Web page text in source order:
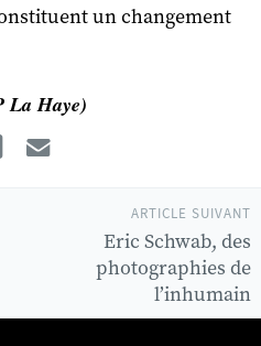
un changement
La Haye)
Facebook
ARTICLE SUIVANT
Eric Schwab, des
photographies de
l’inhumain